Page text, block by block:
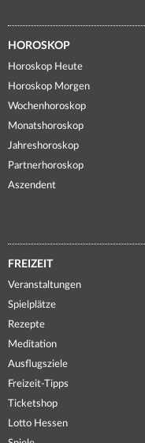
HOROSKOP
Horoskop Heute
Horoskop Morgen
Wochenhoroskop
Monatshoroskop
Jahreshoroskop
Partnerhoroskop
Aszendent
FREIZEIT
Veranstaltungen
Spielplätze
Rezepte
Meditation
Ausflugsziele
Freizeit-Tipps
Ticketshop
Lotto Hessen